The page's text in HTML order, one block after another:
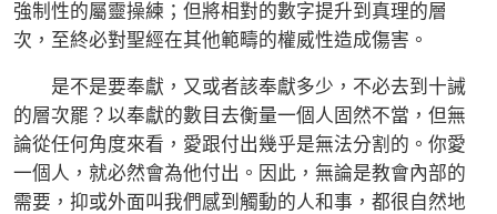
強制性的屬靈操練；但將相對的數字提升到真理的層
次，至終必對聖經在其他範疇的權威性造成傷害。
是不是要奉獻，又或者該奉獻多少，不必去到十誡
的層次罷？以奉獻的數目去衡量一個人固然不當，但無
論從任何角度來看，愛跟付出幾乎是無法分割的。你愛
一個人，就必然會為他付出。因此，無論是教會內部的
需要，抑或外面叫我們感到觸動的人和事，都很自然地